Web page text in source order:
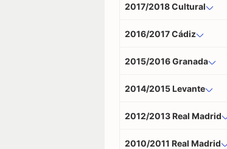
2017/2018 Cultural
2016/2017 Cádiz
2015/2016 Granada
2014/2015 Levante
2012/2013 Real Madrid
2010/2011 Real Madrid